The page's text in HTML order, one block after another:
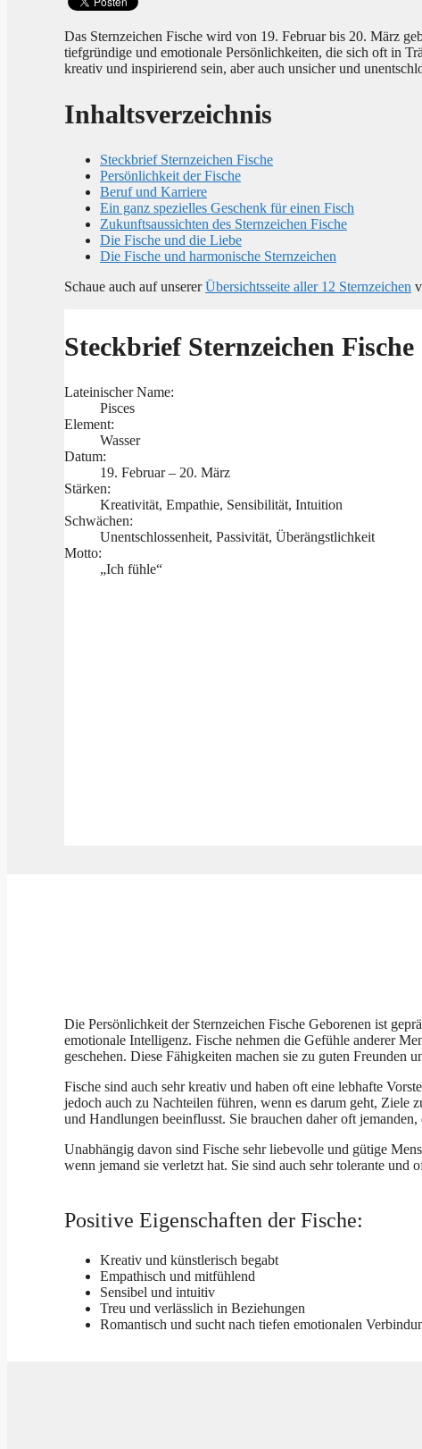
Das Sternzeichen Fische wird von 19. Februar bis 20. März
tiefgründige und emotionale Persönlichkeiten, die sich oft in
kreativ und inspirierend sein, aber auch unsicher und
Inhaltsverzeichnis
Steckbrief Sternzeichen Fische
Persönlichkeit der Fische
Beruf und Karriere
Ein ganz spezielles Geschenk für einen Fisch
Zukunftsaussichten des Sternzeichen Fische
Die Fische und die Liebe
Die Fische und harmonische Sternzeichen
Schaue auch auf unsererÜbersichtsseite aller 12 Sternzeichen
Steckbrief Sternzeichen Fische
Lateinischer Name:
Pisces
Element:
Wasser
Datum:
19. Februar – 20. März
Stärken:
Kreativität, Empathie, Sensibilität, Intuition
Schwächen:
Unentschlossenheit, Passivität, Überängstlichkeit
Motto:
„Ich fühle“
Die Persönlichkeit der Sternzeichen Fische Geborenen ist
emotionale Intelligenz. Fische nehmen die Gefühle anderer
geschehen. Diese Fähigkeiten machen sie zu guten Freunden
Fische sind auch sehr kreativ und haben oft eine lebhafte
jedoch auch zu Nachteilen führen, wenn es darum geht, Ziele
und Handlungen beeinflusst. Sie brauchen daher oft
Unabhängig davon sind Fische sehr liebevolle und gütige
wenn jemand sie verletzt hat. Sie sind auch sehr tolerante und
Positive Eigenschaften der Fische:
Kreativ und künstlerisch begabt
Empathisch und mitfühlend
Sensibel und intuitiv
Treu und verlässlich in Beziehungen
Romantisch und sucht nach tiefen emotionalen